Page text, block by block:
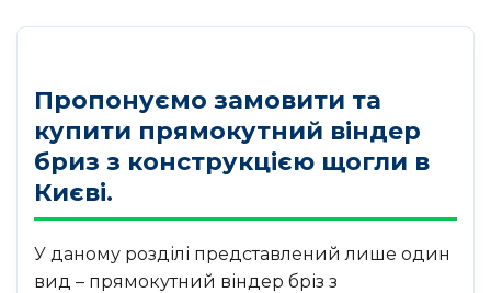
Пропонуємо замовити та
купити прямокутний віндер
бриз з конструкцією щогли в
Києві.
У даному розділі представлений лише один
вид – прямокутний віндер бріз з